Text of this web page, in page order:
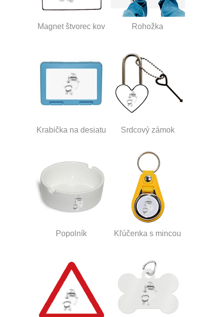
Magnet štvorec kov Rohožka
Krabička na desiatu Srdcový zámok
Popolník Kľúčenka s mincou